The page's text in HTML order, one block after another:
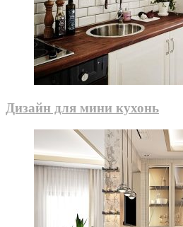
Дизайн для мини кухонь